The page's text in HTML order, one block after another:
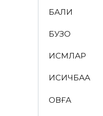
БАЛИҚ
БУЗОҚ
ИСМЛАР
ҚИСҚИЧБАҚА
ҚОВҒА